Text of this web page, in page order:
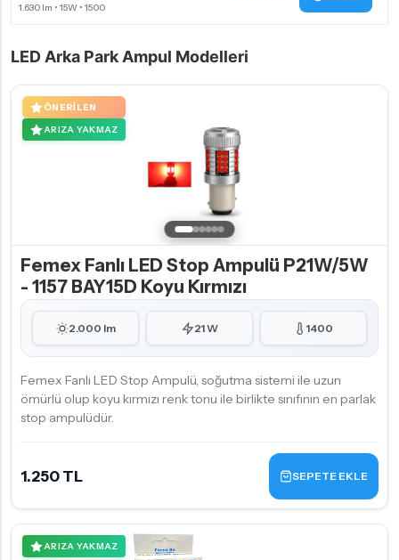
LED Arka Park Ampul Modelleri
ÖNERILEN
ARIZA YAKMAZ
Femex Fanlı LED Stop Ampulü P21W/5W
- 1157 BAY15D Koyu Kırmızı
2.000 lm 21 W 1400
Femex Fanlı LED Stop Ampulü, soğutma sistemi ile uzun
ömürlü olup koyu kırmızı renk tonu ile birlikte sınıfının en parlak
stop ampulüdür.
1.250 TL SEPETE EKLE
ARIZA YAKMAZ